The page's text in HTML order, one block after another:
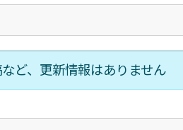
ば 本ソーキそば てびちそば ゆし豆腐
所ど、更新情報はありません